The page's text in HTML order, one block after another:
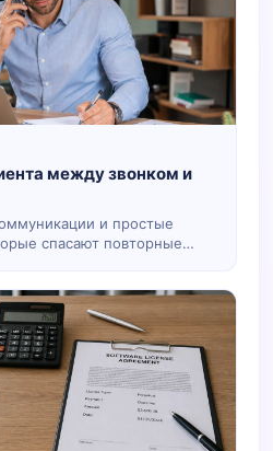
между звонком и
и простые
спасают повторные